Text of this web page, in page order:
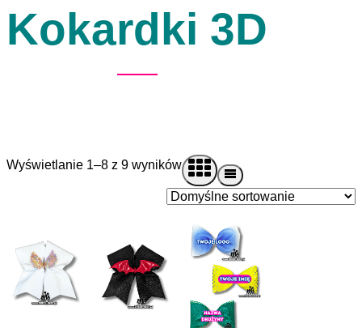
Kokardki 3D
Wyświetlanie 1–8 z 9 wyników